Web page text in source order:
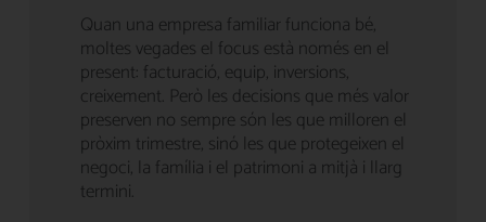
Quan una empresa familiar funciona bé,
moltes vegades el focus està només en el
present: facturació, equip, inversions,
creixement. Però les decisions que més valor
preserven no sempre són les que milloren el
pròxim trimestre, sinó les que protegeixen el
negoci, la família i el patrimoni a mitjà i llarg
termini.